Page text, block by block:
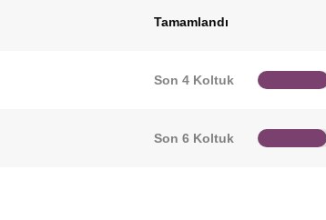
Tamamlandı
Son 4 Koltuk
Son 6 Koltuk